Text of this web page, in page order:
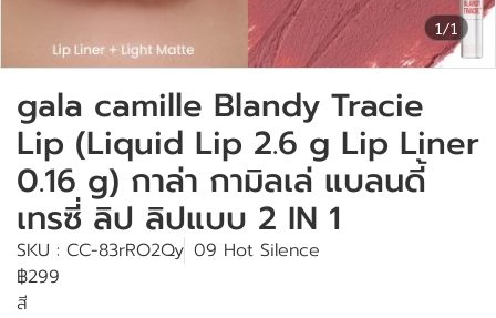
1/1
gala camille Blandy Tracie
Lip (Liquid Lip 2.6 g Lip Liner
0.16 g) กาล่า กามิลเล่ แบลนดี้
เทรซี่ ลิป ลิปแบบ 2 IN 1
SKU : CC-83rRO2Qy 09 Hot Silence
฿299
สี